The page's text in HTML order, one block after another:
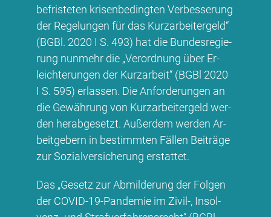
be­fris­te­ten kri­sen­be­ding­ten Ver­bes­se­rung
der Re­ge­lun­gen für das Kurz­ar­bei­ter­geld“
(BG­Bl. 2020 I S. 493) hat die Bun­des­re­gie­
rung nun­mehr die „Ver­ord­nung über Er­
leich­te­run­gen der Kurz­ar­beit“ (BG­Bl 2020
I S. 595) er­las­sen. Die An­for­de­run­gen an
die Ge­wäh­rung von Kurz­ar­bei­ter­geld wer­
den her­ab­ge­setzt. Au­ßer­dem wer­den Ar­
beit­ge­bern in be­stimm­ten Fäl­len Bei­trä­ge
zur So­zi­al­ver­si­che­rung er­stat­tet.
Das „Ge­setz zur Ab­mil­de­rung der Fol­gen
der CO­VID-19-Pan­de­mie im Zi­vil-, In­sol­